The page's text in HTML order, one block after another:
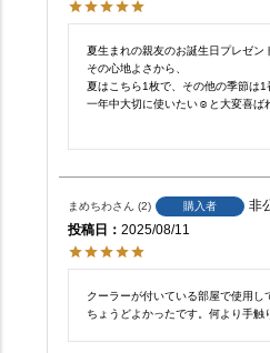
夏生まれの親友のお誕生日プレゼン
その心地よさから、
夏はこちら1枚で、その他の季節は1
一年中大切に使いたい☺︎と大変喜ば
まめちわ 2 購入者
非
投稿日
2025/08/11
クーラーが付いている部屋で使用し
ちょうどよかったです。何より手触